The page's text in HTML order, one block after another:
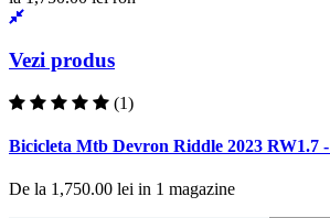
Vezi produs
(1)
Bicicleta Mtb Devron Riddle 2023 RW1.7
De la 1,750.00 lei in 1 magazine